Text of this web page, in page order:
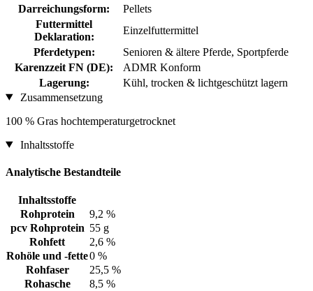
Darreichungsform:
Pellets
Futtermittel
Deklaration:
Einzelfuttermittel
Pferdetypen:
Senioren & ältere Pferde, Sportpferde
Karenzzeit FN (DE):
ADMR Konform
Lagerung:
Kühl, trocken & lichtgeschützt lagern
Zusammensetzung
100 % Gras hochtemperaturgetrocknet
Inhaltsstoffe
Analytische Bestandteile
Inhaltsstoffe
Rohprotein
9,2 %
pcv Rohprotein 55 g
Rohfett
2,6 %
Rohöle und -fette0 %
Rohfaser
25,5 %
Rohasche
8,5 %